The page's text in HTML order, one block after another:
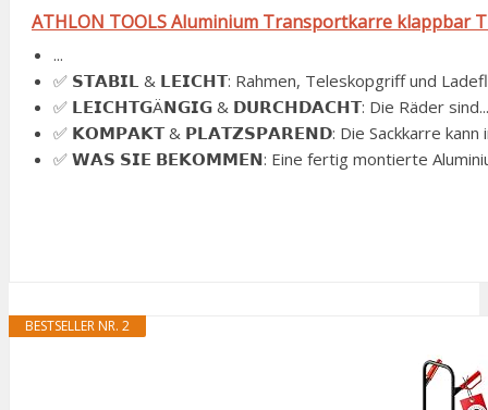
ATHLON TOOLS Aluminium Transportkarre klappbar
...
✅ 𝗦𝗧𝗔𝗕𝗜𝗟 & 𝗟𝗘𝗜𝗖𝗛𝗧: Rahmen, Teleskopgriff und
✅ 𝗟𝗘𝗜𝗖𝗛𝗧𝗚Ä𝗡𝗚𝗜𝗚 & 𝗗𝗨𝗥𝗖𝗛𝗗𝗔𝗖𝗛𝗧: Die Räder sind...
✅ 𝗞𝗢𝗠𝗣𝗔𝗞𝗧 & 𝗣𝗟𝗔𝗧𝗭𝗦𝗣𝗔𝗥𝗘𝗡𝗗: Die Sackkarre kann
✅ 𝗪𝗔𝗦 𝗦𝗜𝗘 𝗕𝗘𝗞𝗢𝗠𝗠𝗘𝗡: Eine fertig montierte
BESTSELLER NR. 2